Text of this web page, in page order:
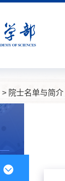
> 院士名单与简介